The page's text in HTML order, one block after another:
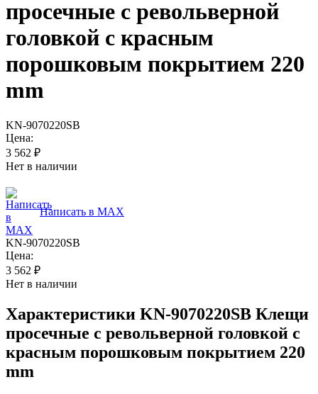
просечные с револьверной
головкой с красным
порошковым покрытием 220
mm
KN-9070220SB
Цена:
3 562 ₽
Нет в наличии
Написать в MAX
KN-9070220SB
Цена:
3 562 ₽
Нет в наличии
Характеристики KN-9070220SB Клещи
просечные с револьверной головкой с
красным порошковым покрытием 220
mm